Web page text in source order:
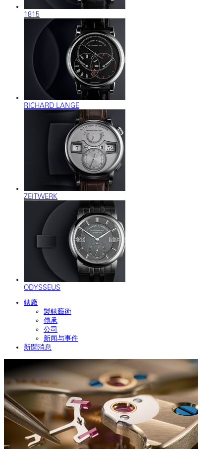
1815
RICHARD LANGE
ZEITWERK
ODYSSEUS
錶廠
製錶藝術
傳承
公司
新闻与事件
新聞消息